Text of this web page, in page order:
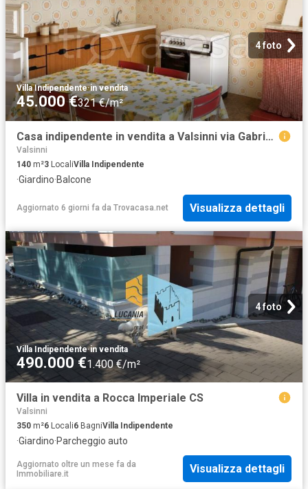
4 foto
Villa Indipendente·in vendita
45.000 €321 €/m²
Casa indipendente in vendita a Valsinni via Gabriele d'Annunzio
Valsinni
140 m²3 LocaliVilla Indipendente
·Giardino·Balcone
Aggiornato 6 giorni fa da Trovacasa.net Visualizza dettagli
4 foto
Villa Indipendente·in vendita
490.000 €1.400 €/m²
Villa in vendita a Rocca Imperiale CS
Valsinni
350 m²6 Locali6 BagniVilla Indipendente
·Giardino·Parcheggio auto
Aggiornato oltre un mese fa da
Immobiliare.it
Visualizza dettagli